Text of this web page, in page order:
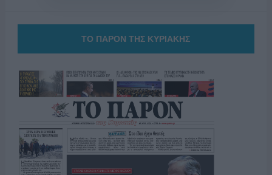
ΤΟ ΠΑΡΟΝ ΤΗΣ ΚΥΡΙΑΚΗΣ